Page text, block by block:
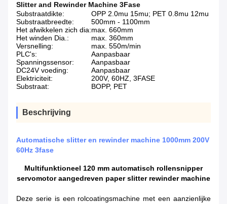
Slitter and Rewinder Machine 3Fase
Substraatdikte:
OPP 2.0mu 15mu; PET 0.8mu 12mu
Substraatbreedte:
500mm - 1100mm
Het afwikkelen zich dia:max. 660mm
Het winden Dia.:
max. 360mm
Versnelling:
max. 550m/min
PLC's:
Aanpasbaar
Spanningssensor:
Aanpasbaar
DC24V voeding:
Aanpasbaar
Elektriciteit:
200V, 60HZ, 3FASE
Substraat:
BOPP, PET
Beschrijving
Automatische slitter en rewinder machine 1000mm 200V
60Hz 3fase
Multifunktioneel 120 mm automatisch rollensnipper
servomotor aangedreven paper slitter rewinder machine
Deze serie is een rolcoatingsmachine met een aanzienlijke